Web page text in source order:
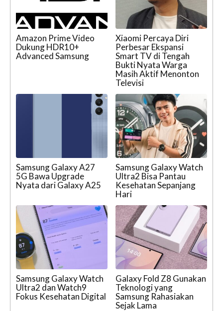
Amazon Prime Video
Dukung HDR10+
Advanced Samsung
Xiaomi Percaya Diri
Perbesar Ekspansi
Smart TV di Tengah
Bukti Nyata Warga
Masih Aktif Menonton
Televisi
Samsung Galaxy A27
5G Bawa Upgrade
Nyata dari Galaxy A25
Samsung Galaxy Watch
Ultra2 Bisa Pantau
Kesehatan Sepanjang
Hari
Samsung Galaxy Watch
Ultra2 dan Watch9
Fokus Kesehatan Digital
Galaxy Fold Z8 Gunakan
Teknologi yang
Samsung Rahasiakan
Sejak Lama